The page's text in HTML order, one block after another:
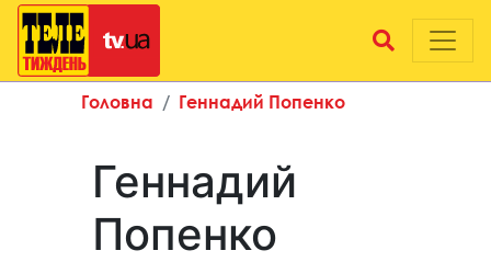
Головна Геннадий Попенко
Геннадий
Попенко